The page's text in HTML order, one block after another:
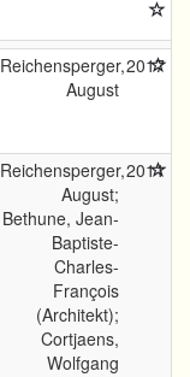
Reichensperger,
August
2017
Reichensperger,
August;
Bethune, Jean-
Baptiste-
Charles-
François
(Architekt);
Cortjaens,
Wolfgang
2011